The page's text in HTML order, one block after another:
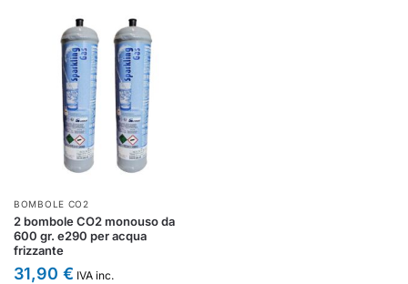
BOMBOLE CO2
2 bombole CO2 monouso da
600 gr. e290 per acqua
frizzante
31,90 € IVA inc.